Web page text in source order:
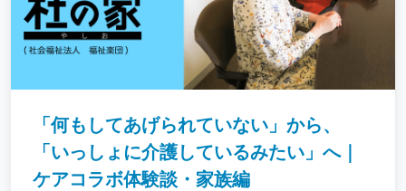
「何もしてあげられていない」から、
「いっしょに介護しているみたい」へ｜
ケアコラボ体験談・家族編